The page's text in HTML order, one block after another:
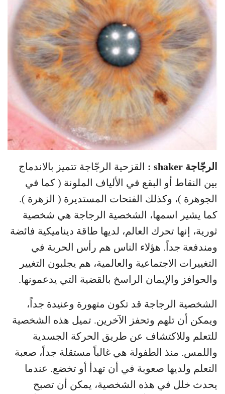
الرجّاجة shaker :
القزحية الرجّاجة تتميز بالاندماج
بين النقاط أو البقع في الألياف الملونة ( كما في
الجوهرة )، وكذلك الفتحات المستديرة ( الزهرة ).
كما يشير اسمها، الشخصية الرجاجة هي شخصية
ثورية، إنها تحرك العالم، لديها طاقة ديناميكية فائضة
ومندفعة جداً. هؤلاء الناس هم رأس الحربة في
التغييرات الاجتماعية والعالمية، هم يجلبون التغيير
والحوافز والإيمان الراسخ بالقضية التي يدعمونها.
الشخصية الرجاجة قد تكون متهورة وعنيدة جداً،
ويمكن أن تلهم وتحفز الآخرين. تميل هذه الشخصية
للتعلم وللاكتشاف عن طريق الحركة الجسدية
واللمس. منذ الطفولة هي غالباً مستقلة جداً، صعبة
التعلم ولديها صعوبة في أن تهدأ أو تخضع. عندما
يحدث خلل في هذه الشخصية، يمكن أن تصبح